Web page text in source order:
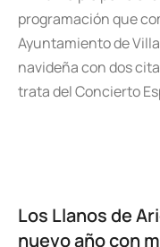
programación que
Ayuntamiento de
navideña con dos
trata del Concierto
Los Llanos de
nuevo año con